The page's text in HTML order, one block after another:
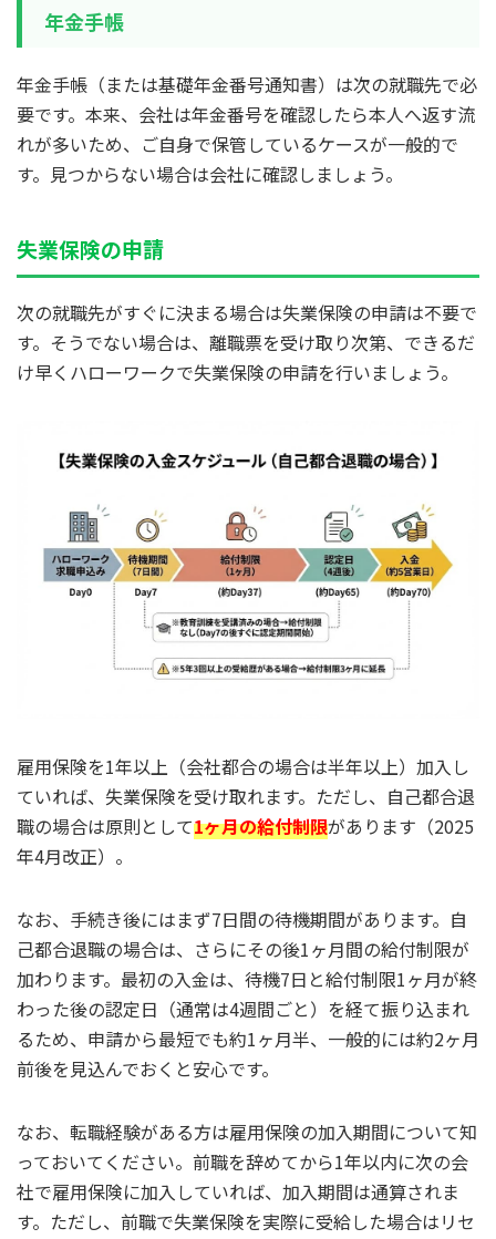
年金手帳
年金手帳（または基礎年金番号通知書）は次の就職先で必
要です。本来、会社は年金番号を確認したら本人へ返す流
れが多いため、ご自身で保管しているケースが一般的で
す。見つからない場合は会社に確認しましょう。
失業保険の申請
次の就職先がすぐに決まる場合は失業保険の申請は不要で
す。そうでない場合は、離職票を受け取り次第、できるだ
け早くハローワークで失業保険の申請を行いましょう。
雇用保険を1年以上（会社都合の場合は半年以上）加入し
ていれば、失業保険を受け取れます。ただし、自己都合退
職の場合は原則として1ヶ月の給付制限があります（2025
年4月改正）。
なお、手続き後にはまず7日間の待機期間があります。自
己都合退職の場合は、さらにその後1ヶ月間の給付制限が
加わります。最初の入金は、待機7日と給付制限1ヶ月が終
わった後の認定日（通常は4週間ごと）を経て振り込まれ
るため、申請から最短でも約1ヶ月半、一般的には約2ヶ月
前後を見込んでおくと安心です。
なお、転職経験がある方は雇用保険の加入期間について知
っておいてください。前職を辞めてから1年以内に次の会
社で雇用保険に加入していれば、加入期間は通算されま
す。ただし、前職で失業保険を実際に受給した場合はリセ